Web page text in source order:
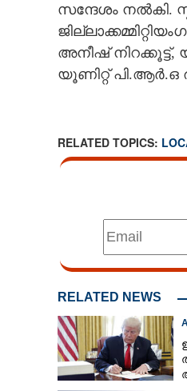
CARTOONS
LITERATURE
സന്ദേശം നൽകി.
അനീഷ്
യൂണിറ്റ് പി.ആർ.ഒ
RELATED TOPICS:
RELATED NEWS